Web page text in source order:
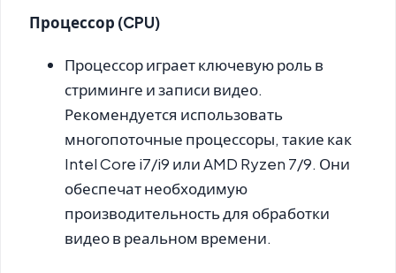
Процессор (CPU)
Процессор играет ключевую роль в
стриминге и записи видео.
Рекомендуется использовать
многопоточные процессоры, такие как
Intel Core i7/i9 или AMD Ryzen 7/9. Они
обеспечат необходимую
производительность для обработки
видео в реальном времени.